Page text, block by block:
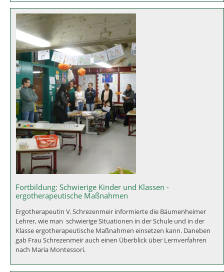
Besuch vom Nikolaus
Pünktlich zum 06.12.2017 besuchte der Nikolaus auch die Grund-
und Mittelschule Asbach-Bäumenheim und brachte auch
Geschenke. Natürlich war der Nikolaus auch bestens über die
Schüler der unterschiedlichen Klassen informiert.